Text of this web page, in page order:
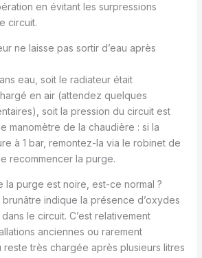
en évitant les surpressions
circuit.
ne laisse pas sortir d’eau après
eau, soit le radiateur était
en air (attendez quelques
soit la pression du circuit est
manomètre de la chaudière : si la
à 1 bar, remontez-la via le robinet de
recommencer la purge.
la purge est noire, est-ce normal ?
indique la présence d’oxydes
le circuit. C’est relativement
anciennes ou rarement
reste très chargée après plusieurs litres